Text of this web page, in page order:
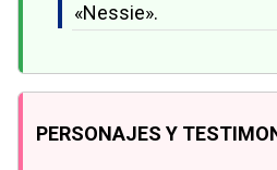
«Nessie».
PERSONAJES Y